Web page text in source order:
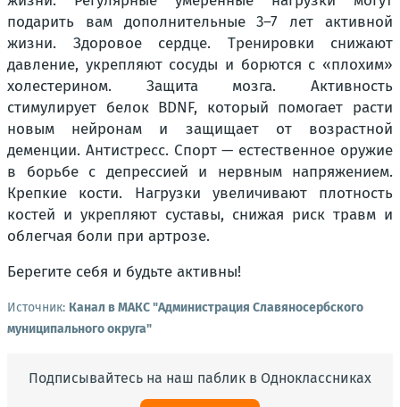
подарить вам дополнительные 3–7 лет активной
жизни. Здоровое сердце. Тренировки снижают
давление, укрепляют сосуды и борются с «плохим»
холестерином. Защита мозга. Активность
стимулирует белок BDNF, который помогает расти
новым нейронам и защищает от возрастной
деменции. Антистресс. Спорт — естественное оружие
в борьбе с депрессией и нервным напряжением.
Крепкие кости. Нагрузки увеличивают плотность
костей и укрепляют суставы, снижая риск травм и
облегчая боли при артрозе.
Берегите себя и будьте активны!
Источник: Канал в МАКС "Администрация Славяносербского
муниципального округа"
Подписывайтесь на наш паблик в Одноклассниках